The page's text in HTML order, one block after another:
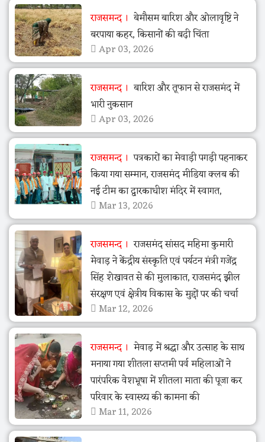
राजसमन्द
बेमौसम बारिश और ओलावृष्टि ने
बरपाया कहर, किसानों की बढ़ी चिंता
Apr 03, 2026
राजसमन्द
बारिश और तूफान से राजसमंद में
भारी नुकसान
Apr 03, 2026
राजसमन्द
पत्रकारों का मेवाड़ी पगड़ी पहनाकर
किया गया सम्मान, राजसमंद मीडिया क्लब की
नई टीम का द्वारकाधीश मंदिर में स्वागत,
Mar 13, 2026
राजसमन्द
राजसमंद सांसद महिमा कुमारी
मेवाड़ ने केंद्रीय संस्कृति एवं पर्यटन मंत्री गजेंद्र
सिंह शेखावत से की मुलाकात, राजसमंद झील
संरक्षण एवं क्षेत्रीय विकास के मुद्दों पर की चर्चा
Mar 12, 2026
राजसमन्द
मेवाड़ में श्रद्धा और उत्साह के साथ
मनाया गया शीतला सप्तमी पर्व महिलाओं ने
पारंपरिक वेशभूषा में शीतला माता की पूजा कर
परिवार के स्वास्थ्य की कामना की
Mar 11, 2026